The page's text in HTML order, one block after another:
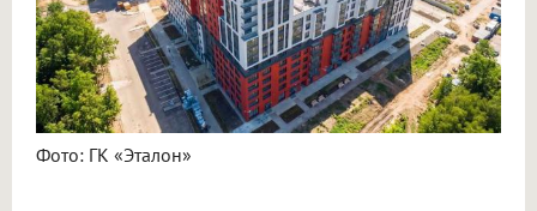
Фото: ГК «Эталон»